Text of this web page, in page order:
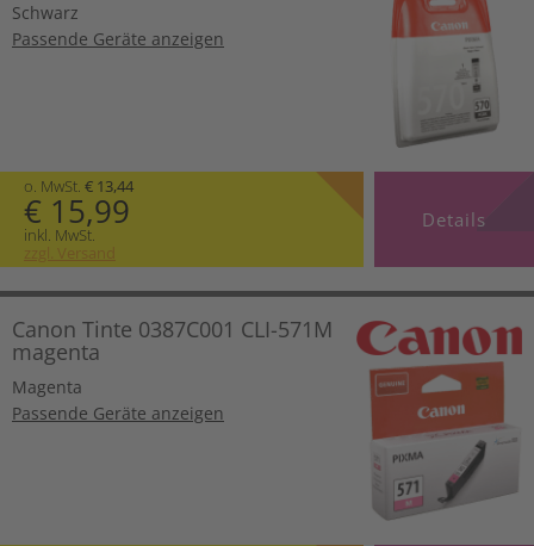
Schwarz
Passende Geräte anzeigen
o. MwSt. € 13,44
€ 15,99
inkl. MwSt.
zzgl. Versand
Details
Canon Tinte 0387C001 CLI-571M
magenta
Magenta
Passende Geräte anzeigen